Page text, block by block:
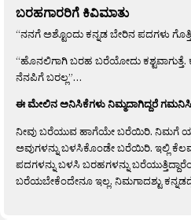
ಬರಹಗಾರರಿಗೆ ಕಿವಿಮಾತು
“ನನಗೆ ಅಶ್ಟೊಂದು ಕನ್ನಡ ಬೇರಿನ ಪದಗಳು
“ಹೊನಲಿಗಾಗಿ ಬರಹ ಬರೆಯೋದು ಕಶ್ಟವಾಗುತ್ತೆ.
ನೆನಪಿಗೆ ಬರಲ್ಲ”…
ಈ ಮೇಲಿನ ಅನಿಸಿಕೆಗಳು ನಿಮ್ಮದಾಗಿದ್ದರೆ
ನೀವು ಬರೆಯುವ ಹಾಗೆಯೇ ಬರೆಯಿರಿ. ನಿಮಗೆ
ಅವುಗಳನ್ನು ಬಳಸಿಕೊಂಡೇ ಬರೆಯಿರಿ. ಇಲ್ಲಿ
ಪದಗಳನ್ನು ಬಳಸಿ ಬರಹಗಳನ್ನು
ಬರೆಯಬೇಕೆಂದೇನೂ ಇಲ್ಲ. ನಿಮಗಾದಶ್ಟು